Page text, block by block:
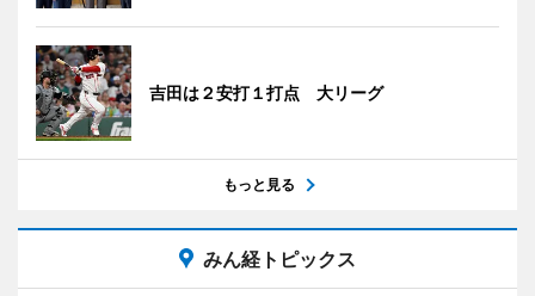
吉田は２安打１打点 大リーグ
もっと見る
みん経トピックス